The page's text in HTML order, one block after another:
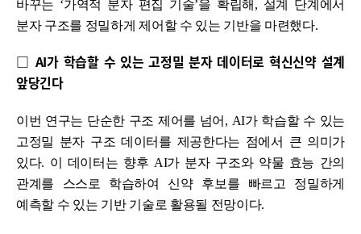
바꾸는 ‘가역적 분자 편집 기술’을 확립해, 설계 단계에서
분자 구조를 정밀하게 제어할 수 있는 기반을 마련했다.
□ AI가 학습할 수 있는 고정밀 분자 데이터로 혁신신약 설계
앞당긴다
이번 연구는 단순한 구조 제어를 넘어, AI가 학습할 수 있는
고정밀 분자 구조 데이터를 제공한다는 점에서 큰 의미가
있다. 이 데이터는 향후 AI가 분자 구조와 약물 효능 간의
관계를 스스로 학습하여 신약 후보를 빠르고 정밀하게
예측할 수 있는 기반 기술로 활용될 전망이다.